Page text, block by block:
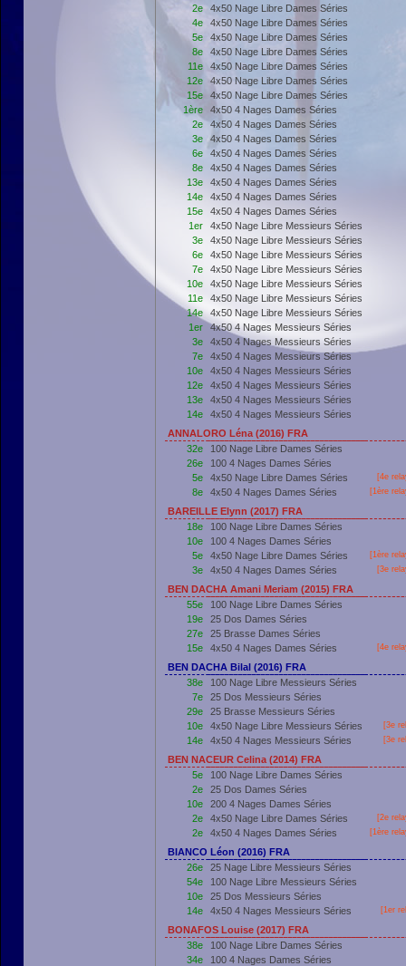
2e
4x50 Nage Libre Dames Séries
4e
4x50 Nage Libre Dames Séries
5e
4x50 Nage Libre Dames Séries
8e
4x50 Nage Libre Dames Séries
11e
4x50 Nage Libre Dames Séries
12e
4x50 Nage Libre Dames Séries
15e
4x50 Nage Libre Dames Séries
1ère
4x50 4 Nages Dames Séries
2e
4x50 4 Nages Dames Séries
3e
4x50 4 Nages Dames Séries
6e
4x50 4 Nages Dames Séries
8e
4x50 4 Nages Dames Séries
13e
4x50 4 Nages Dames Séries
14e
4x50 4 Nages Dames Séries
15e
4x50 4 Nages Dames Séries
1er
4x50 Nage Libre Messieurs Séries
3e
4x50 Nage Libre Messieurs Séries
6e
4x50 Nage Libre Messieurs Séries
7e
4x50 Nage Libre Messieurs Séries
10e
4x50 Nage Libre Messieurs Séries
11e
4x50 Nage Libre Messieurs Séries
14e
4x50 Nage Libre Messieurs Séries
1er
4x50 4 Nages Messieurs Séries
3e
4x50 4 Nages Messieurs Séries
7e
4x50 4 Nages Messieurs Séries
10e
4x50 4 Nages Messieurs Séries
12e
4x50 4 Nages Messieurs Séries
13e
4x50 4 Nages Messieurs Séries
14e
4x50 4 Nages Messieurs Séries
ANNALORO Léna (2016) FRA
32e
100 Nage Libre Dames Séries
26e
100 4 Nages Dames Séries
5e
4x50 Nage Libre Dames Séries [4e
8e 4x50 4 Nages Dames Séries [1ère
BAREILLE Elynn (2017) FRA
18e
100 Nage Libre Dames Séries
10e
100 4 Nages Dames Séries
5e
4x50 Nage Libre Dames Séries [1ère
3e 4x50 4 Nages Dames Séries [3e
BEN DACHA Amani Meriam (2015) FRA
55e
100 Nage Libre Dames Séries
19e
25 Dos Dames Séries
27e
25 Brasse Dames Séries
15e
4x50 4 Nages Dames Séries [4e
BEN DACHA Bilal (2016) FRA
38e
100 Nage Libre Messieurs Séries
7e
25 Dos Messieurs Séries
29e
25 Brasse Messieurs Séries
10e
4x50 Nage Libre Messieurs Séries [3e
14e 4x50 4 Nages Messieurs Séries [3e
BEN NACEUR Celina (2014) FRA
5e
100 Nage Libre Dames Séries
2e
25 Dos Dames Séries
10e
200 4 Nages Dames Séries
2e
4x50 Nage Libre Dames Séries [2e
2e 4x50 4 Nages Dames Séries [1ère
BIANCO Léon (2016) FRA
26e
25 Nage Libre Messieurs Séries
54e
100 Nage Libre Messieurs Séries
10e
25 Dos Messieurs Séries
14e
4x50 4 Nages Messieurs Séries [1er
BONAFOS Louise (2017) FRA
38e
100 Nage Libre Dames Séries
34e
100 4 Nages Dames Séries